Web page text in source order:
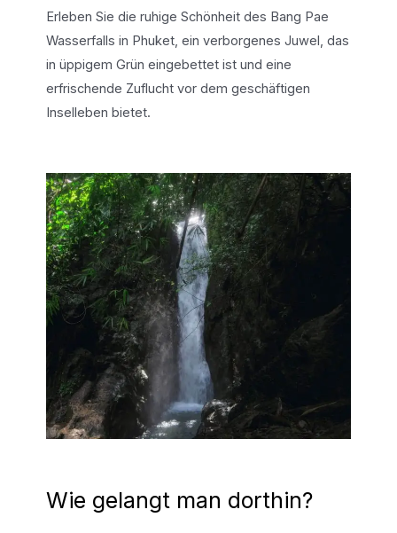
Erleben Sie die ruhige Schönheit des Bang Pae
Wasserfalls in Phuket, ein verborgenes Juwel, das
in üppigem Grün eingebettet ist und eine
erfrischende Zuflucht vor dem geschäftigen
Inselleben bietet.
Wie gelangt man dorthin?